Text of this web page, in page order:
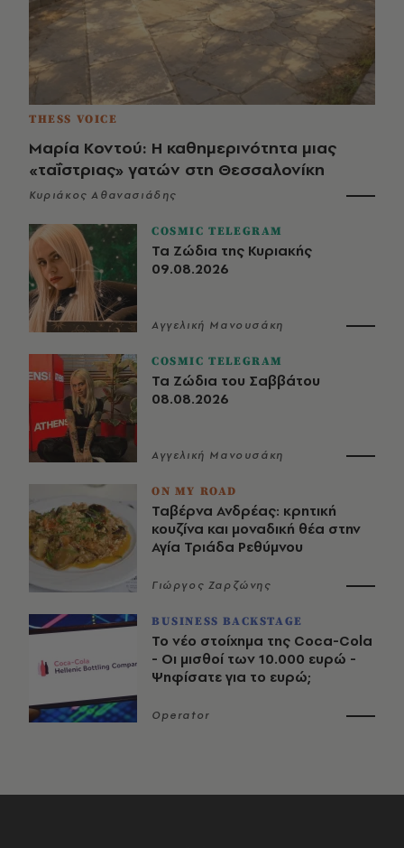
THESS VOICE
Μαρία Κοντού: Η καθημερινότητα μιας
«ταΐστριας» γατών στη Θεσσαλονίκη
Κυριάκος Αθανασιάδης
COSMIC TELEGRAM
Τα Ζώδια της Κυριακής
09.08.2026
Αγγελική Μανουσάκη
COSMIC TELEGRAM
Τα Ζώδια του Σαββάτου
08.08.2026
Αγγελική Μανουσάκη
ON MY ROAD
Ταβέρνα Ανδρέας: κρητική
κουζίνα και μοναδική θέα στην
Αγία Τριάδα Ρεθύμνου
Γιώργος Ζαρζώνης
BUSINESS BACKSTAGE
Το νέο στοίχημα της Coca-Cola
- Οι μισθοί των 10.000 ευρώ -
Ψηφίσατε για το ευρώ;
Operator